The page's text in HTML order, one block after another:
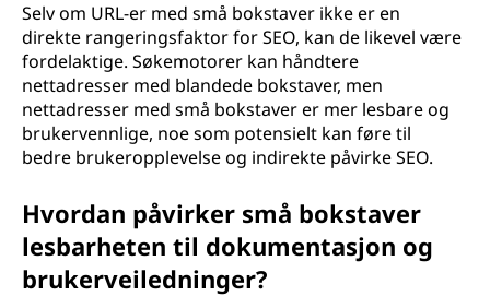
Selv om URL-er med små bokstaver ikke er en
direkte rangeringsfaktor for SEO, kan de likevel være
fordelaktige. Søkemotorer kan håndtere
nettadresser med blandede bokstaver, men
nettadresser med små bokstaver er mer lesbare og
brukervennlige, noe som potensielt kan føre til
bedre brukeropplevelse og indirekte påvirke SEO.
Hvordan påvirker små bokstaver
lesbarheten til dokumentasjon og
brukerveiledninger?